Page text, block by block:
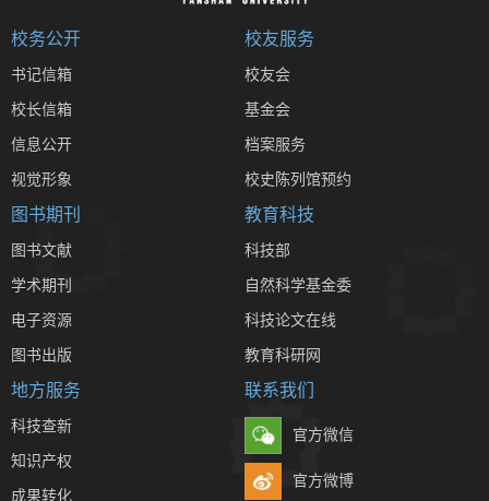
校务公开
书记信箱
校长信箱
信息公开
视觉形象
校友服务
校友会
基金会
档案服务
校史陈列馆预约
图书期刊
图书文献
学术期刊
电子资源
图书出版
教育科技
科技部
自然科学基金委
科技论文在线
教育科研网
地方服务
科技查新
知识产权
成果转化
联系我们
官方微信
官方微博